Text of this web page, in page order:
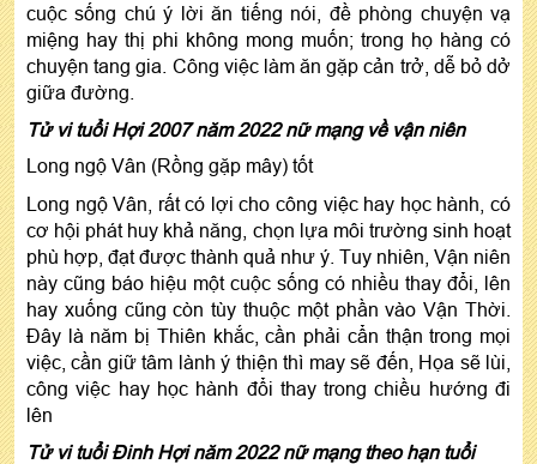
cuộc sống chú ý lời ăn tiếng nói, đề phòng chuyện vạ
miệng hay thị phi không mong muốn; trong họ hàng có
chuyện tang gia. Công việc làm ăn gặp cản trở, dễ bỏ dở
giữa đường.
Tử vi tuổi Hợi 2007 năm 2022 nữ mạng về vận niên
Long ngộ Vân (Rồng gặp mây) tốt
Long ngộ Vân, rất có lợi cho công việc hay học hành, có
cơ hội phát huy khả năng, chọn lựa môi trường sinh hoạt
phù hợp, đạt được thành quả như ý. Tuy nhiên, Vận niên
này cũng báo hiệu một cuộc sống có nhiều thay đổi, lên
hay xuống cũng còn tùy thuộc một phần vào Vận Thời.
Đây là năm bị Thiên khắc, cần phải cẩn thận trong mọi
việc, cần giữ tâm lành ý thiện thì may sẽ đến, Họa sẽ lùi,
công việc hay học hành đổi thay trong chiều hướng đi
lên
Tử vi tuổi Đinh Hợi năm 2022 nữ mạng theo hạn tuổi